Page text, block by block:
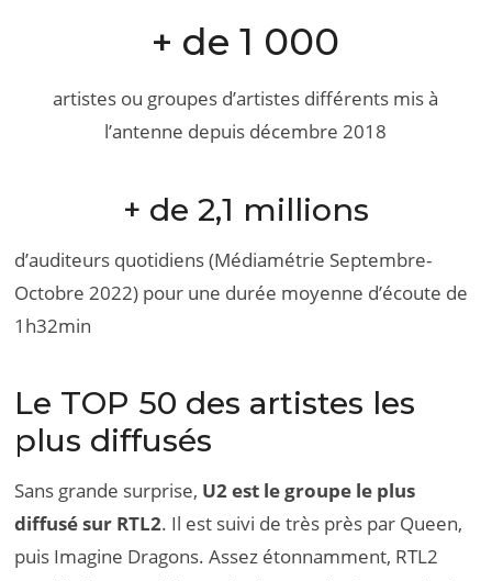
+ de 1 000
artistes ou groupes d’artistes différents mis à
l’antenne depuis décembre 2018
+ de 2,1 millions
d’auditeurs quotidiens (Médiamétrie Septembre-
Octobre 2022) pour une durée moyenne d’écoute de
1h32min
Le TOP 50 des artistes les
plus diffusés
Sans grande surprise, U2 est le groupe le plus
diffusé sur RTL2. Il est suivi de très près par Queen,
puis Imagine Dragons. Assez étonnamment, RTL2